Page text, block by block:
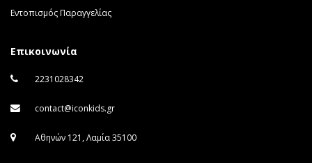
Εντοπισμός Παραγγελίας
Επικοινωνία
2231028342
contact@iconkids.gr
Αθηνών 121, Λαμία 35100